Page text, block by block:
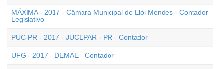
MÁXIMA - 2017 - Câmara Municipal de Elói Mendes - Contador
Legislativo
PUC-PR - 2017 - JUCEPAR - PR - Contador
UFG - 2017 - DEMAE - Contador